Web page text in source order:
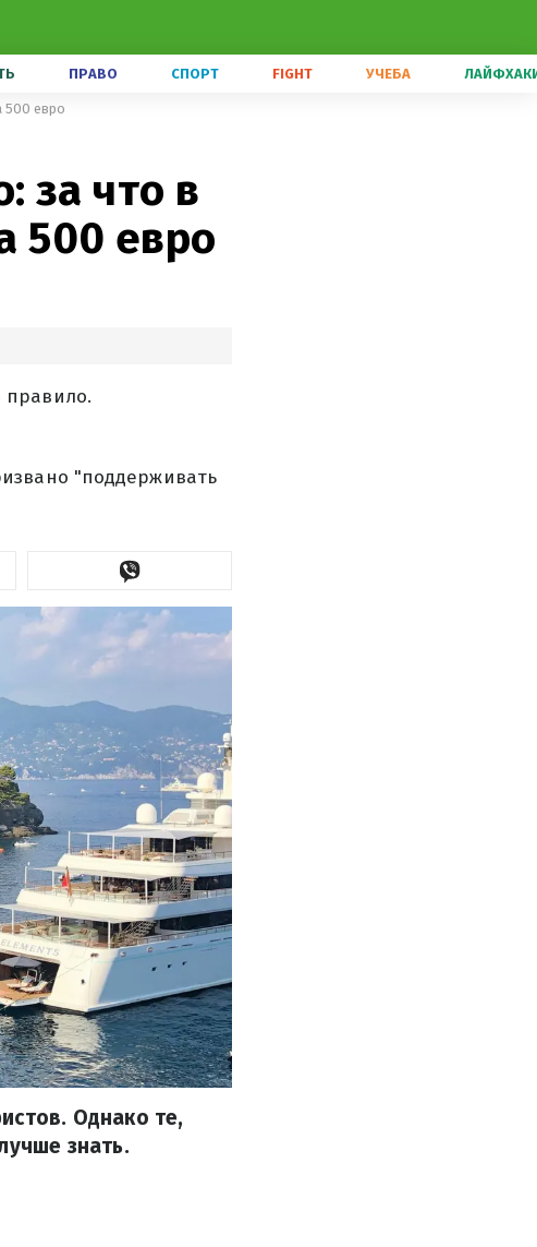
ПРАВО СПОРТ FIGHT УЧЕБА
500 евро
за что в
500 евро
правило.
"поддерживать
Однако те,
знать.